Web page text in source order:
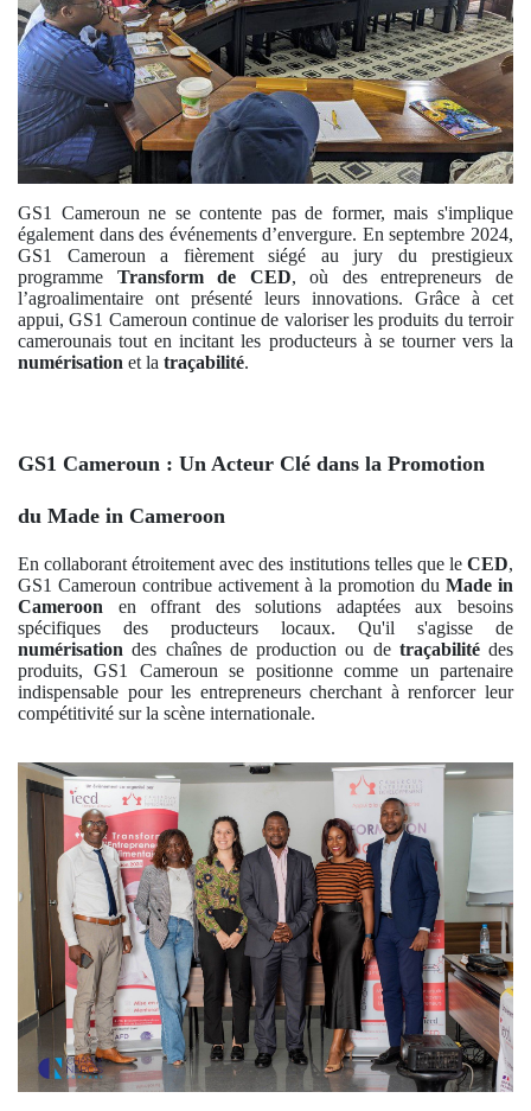
GS1 Cameroun ne se contente pas de former, mais s'implique
également dans des événements d’envergure. En septembre 2024,
GS1 Cameroun a fièrement siégé au jury du prestigieux
programme Transform de CED, où des entrepreneurs de
l’agroalimentaire ont présenté leurs innovations. Grâce à cet
appui, GS1 Cameroun continue de valoriser les produits du terroir
camerounais tout en incitant les producteurs à se tourner vers la
numérisation et la traçabilité.
GS1 Cameroun : Un Acteur Clé dans la Promotion
du Made in Cameroon
En collaborant étroitement avec des institutions telles que le CED,
GS1 Cameroun contribue activement à la promotion du Made in
Cameroon en offrant des solutions adaptées aux besoins
spécifiques des producteurs locaux. Qu'il s'agisse de
numérisation des chaînes de production ou de traçabilitédes
produits, GS1 Cameroun se positionne comme un partenaire
indispensable pour les entrepreneurs cherchant à renforcer leur
compétitivité sur la scène internationale.